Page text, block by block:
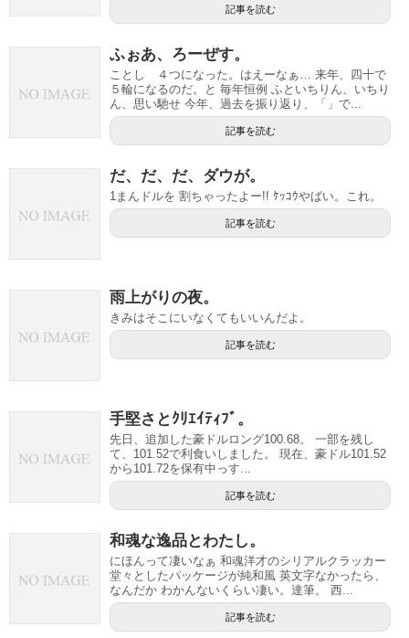
記事を読む
ふぉあ、ろーぜす。
ことし ４つになった。はえーなぁ… 来年、四十で
５輪になるのだ。と 毎年恒例 ふといちりん、いちり
ん、思い馳せ 今年、過去を振り返り、「」で...
記事を読む
だ、だ、だ、ダウが。
1まんドルを 割ちゃったよー!! ｹｯｺｳやばい。これ。
記事を読む
雨上がりの夜。
きみはそこにいなくてもいいんだよ。
記事を読む
手堅さとｸﾘｴｲﾃｨﾌﾞ。
先日、追加した豪ドルロング100.68。 一部を残し
て、101.52で利食いしました。 現在、豪ドル101.52
から101.72を保有中っす...
記事を読む
和魂な逸品とわたし。
にほんって凄いなぁ 和魂洋才のシリアルクラッカー
堂々としたパッケージが純和風 英文字なかったら、
なんだか わかんないくらい凄い。達筆。 西...
記事を読む